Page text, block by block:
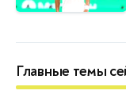
Главные темы